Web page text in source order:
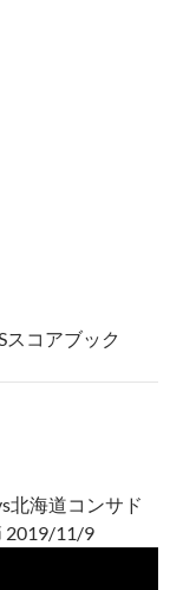
スコアブック
北海道コンサド
2019/11/9